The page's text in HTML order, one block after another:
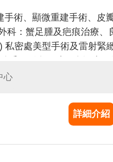
手術、顯微重建手術、皮
科：蟹足腫及疤痕治療、
密處美型手術及雷射緊
心
詳細介紹